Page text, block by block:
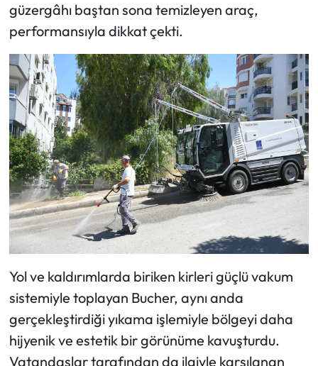
güzergâhı baştan sona temizleyen araç,
performansıyla dikkat çekti.
Yol ve kaldırımlarda biriken kirleri güçlü vakum
sistemiyle toplayan Bucher, aynı anda
gerçekleştirdiği yıkama işlemiyle bölgeyi daha
hijyenik ve estetik bir görünüme kavuşturdu.
Vatandaşlar tarafından da ilgiyle karşılanan